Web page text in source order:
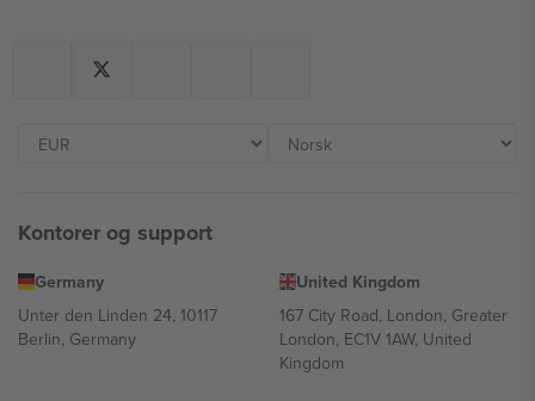
Kontorer og support
Germany
Unter den Linden 24, 10117
Berlin, Germany
United Kingdom
167 City Road, London, Greater
London, EC1V 1AW, United
Kingdom